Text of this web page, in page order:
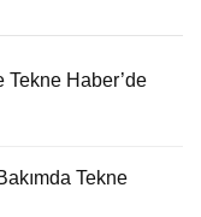
Tekne Haber’de
Tekne